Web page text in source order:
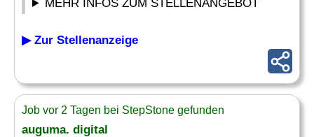
MEHR INFOS ZUM STELLENANGEBOT
▶ Zur Stellenanzeige
Job vor 2 Tagen bei StepStone gefunden
auguma. digital